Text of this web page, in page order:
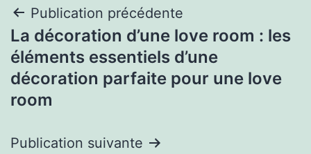
Navigation
de
l’article
Publication précédente
La décoration d’une love room : les
éléments essentiels d’une
décoration parfaite pour une love
room
Publication suivante